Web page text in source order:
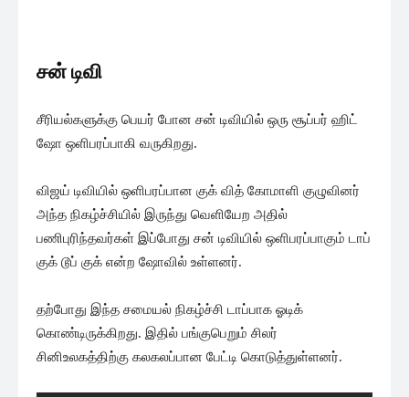
சன் டிவி
சீரியல்களுக்கு பெயர் போன சன் டிவியில் ஒரு சூப்பர் ஹிட்
ஷோ ஒளிபரப்பாகி வருகிறது.
விஜய் டிவியில் ஒளிபரப்பான குக் வித் கோமாளி குழுவினர்
அந்த நிகழ்ச்சியில் இருந்து வெளியேற அதில்
பணிபுரிந்தவர்கள் இப்போது சன் டிவியில் ஒளிபரப்பாகும் டாப்
குக் டூப் குக் என்ற ஷோவில் உள்ளனர்.
தற்போது இந்த சமையல் நிகழ்ச்சி டாப்பாக ஓடிக்
கொண்டிருக்கிறது. இதில் பங்குபெறும் சிலர்
சினிஉலகத்திற்கு கலகலப்பான பேட்டி கொடுத்துள்ளனர்.